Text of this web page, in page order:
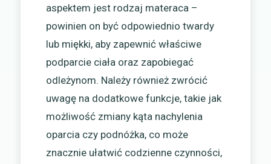
aspektem jest rodzaj materaca –
powinien on być odpowiednio twardy
lub miękki, aby zapewnić właściwe
podparcie ciała oraz zapobiegać
odleżynom. Należy również zwrócić
uwagę na dodatkowe funkcje, takie jak
możliwość zmiany kąta nachylenia
oparcia czy podnóżka, co może
znacznie ułatwić codzienne czynności,